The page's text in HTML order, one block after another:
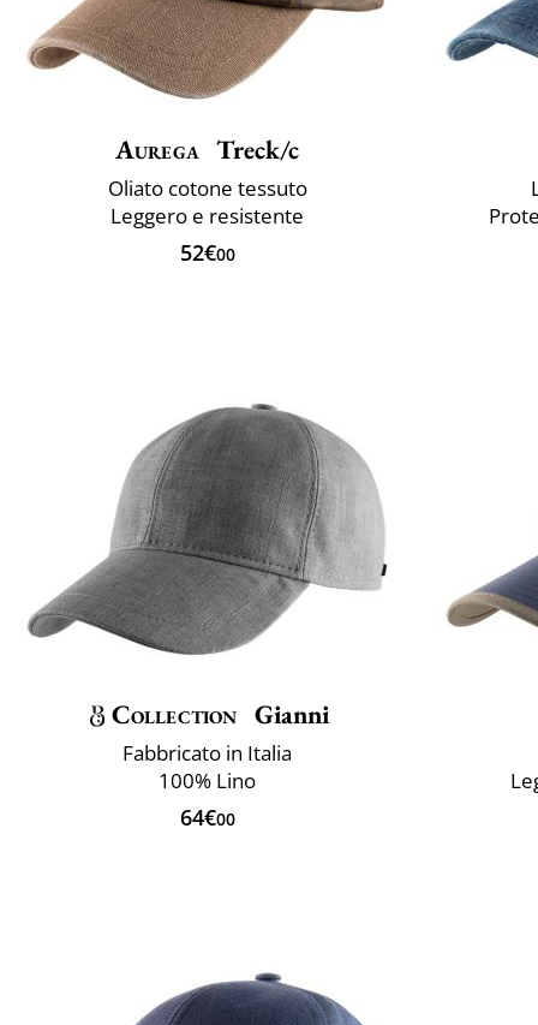
Aurega Treck/c
Oliato cotone tessuto
Leggero e resistente
52€00
Collection Gianni
Fabbricato in Italia
100% Lino
64€00